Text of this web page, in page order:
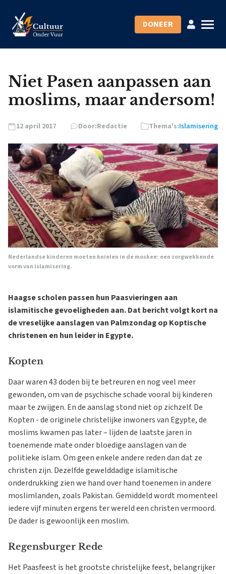
DONEER
Niet Pasen aanpassen aan
moslims, maar andersom!
12 april 2017 Door:Redactie Thema's:Islamisering
Nederlandse kinderen moeten knielen in de moskee: een zorgwekkende
vorm van islamisering.
Haagse scholen passen hun Paasvieringen aan
islamitische gevoeligheden aan. Dat bericht volgt kort na
de vreselijke aanslagen van Palmzondag op Koptische
christenen en hun leider in Egypte.
Kopten
Daar waren 43 doden bij te betreuren en nog veel meer
gewonden, om van de psychische schade vooral bij kinderen
maar te zwijgen. En de aanslag stond niet op zichzelf. De
Kopten - de originele christelijke inwoners van Egypte, de
moslims kwamen pas later – lijden de laatste jaren in
toenemende mate onder bloedige aanslagen van de
politieke islam. Om geen enkele andere reden dan dat ze
christen zijn. Dezelfde gewelddadige islamitische
onderdrukking zien we hand over hand toenemen in andere
moslimlanden, zoals Pakistan. Gemiddeld wordt momenteel
iedere vijf minuten ergens ter wereld een christen vermoord.
De dader is gewoonlijk een moslim.
Regensburger Rede
Het Paasfeest is het grootste christelijke feest, belangrijker